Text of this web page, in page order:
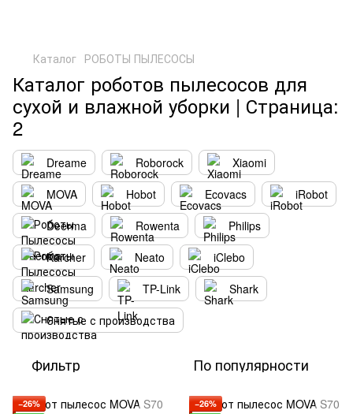
Каталог РОБОТЫ ПЫЛЕСОСЫ
Каталог роботов пылесосов для
сухой и влажной уборки | Страница:
2
Dreame Roborock
Xiaomi
MOVA
Hobot Ecovacs
iRobot
Deerma
Rowenta
Philips
Karcher
Neato
iClebo
Samsung
TP-Link
Shark
Снятые с производства
Фильтр По популярности
−26%
−26%